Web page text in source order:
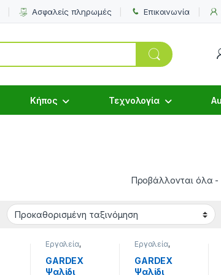
Ασφαλείς πληρωμές Επικοινωνία
Κήπος Τεχνολογία
Προβάλλονται όλα
Εργαλεία,
Εργαλεία -
Μηχανήματα
Ψαλίδια
GARDEX
Ψαλίδι
Εργαλεία,
Εργαλεία -
Μηχανήματα
Ψαλίδια
GARDEX
Ψαλίδι